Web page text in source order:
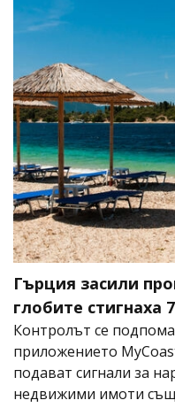
Гърция засили
глобите стигнаха
Контролът се
приложението
подават сигнали за
недвижими имоти